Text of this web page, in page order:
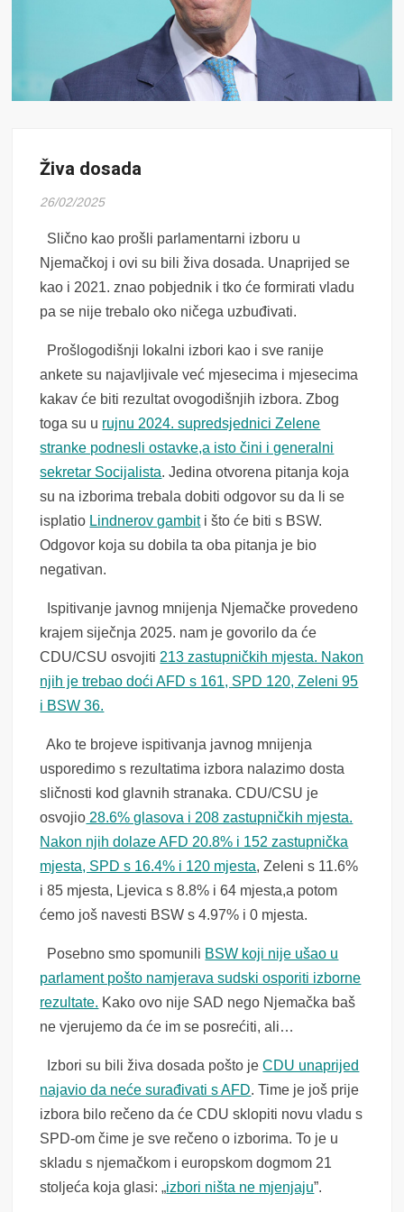
Živa dosada
26/02/2025
Slično kao prošli parlamentarni izboru u
Njemačkoj i ovi su bili živa dosada. Unaprijed se
kao i 2021. znao pobjednik i tko će formirati vladu
pa se nije trebalo oko ničega uzbuđivati.
Prošlogodišnji lokalni izbori kao i sve ranije
ankete su najavljivale već mjesecima i mjesecima
kakav će biti rezultat ovogodišnjih izbora. Zbog
toga su u rujnu 2024. supredsjednici Zelene
stranke podnesli ostavke,a isto čini i generalni
sekretar Socijalista. Jedina otvorena pitanja koja
su na izborima trebala dobiti odgovor su da li se
isplatio Lindnerov gambiti što će biti s BSW.
Odgovor koja su dobila ta oba pitanja je bio
negativan.
Ispitivanje javnog mnijenja Njemačke provedeno
krajem siječnja 2025. nam je govorilo da će
CDU/CSU osvojiti 213 zastupničkih mjesta. Nakon
njih je trebao doći AFD s 161, SPD 120, Zeleni 95
i BSW 36.
Ako te brojeve ispitivanja javnog mnijenja
usporedimo s rezultatima izbora nalazimo dosta
sličnosti kod glavnih stranaka. CDU/CSU je
osvojio 28.6% glasova i 208 zastupničkih mjesta.
Nakon njih dolaze AFD 20.8% i 152 zastupnička
mjesta, SPD s 16.4% i 120 mjesta, Zeleni s 11.6%
i 85 mjesta, Ljevica s 8.8% i 64 mjesta,a potom
ćemo još navesti BSW s 4.97% i 0 mjesta.
Posebno smo spomunili BSW koji nije ušao u
parlament pošto namjerava sudski osporiti izborne
rezultate. Kako ovo nije SAD nego Njemačka baš
ne vjerujemo da će im se posrećiti, ali…
Izbori su bili živa dosada pošto jeCDU unaprijed
najavio da neće surađivati s AFD. Time je još prije
izbora bilo rečeno da će CDU sklopiti novu vladu s
SPD-om čime je sve rečeno o izborima. To je u
skladu s njemačkom i europskom dogmom 21
stoljeća koja glasi: „izbori ništa ne mjenjaju”.